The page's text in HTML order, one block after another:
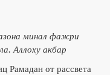
минал фажри
Аллоху акбар
Рамадан от рассвета